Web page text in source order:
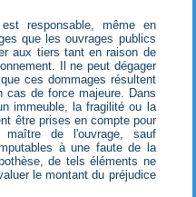
responsable, même en
que les ouvrages publics
aux tiers tant en raison de
Il ne peut dégager
ces dommages résultent
de force majeure. Dans
immeuble, la fragilité ou la
être prises en compte pour
maître de l'ouvrage, sauf
à une faute de la
de tels éléments ne
le montant du préjudice